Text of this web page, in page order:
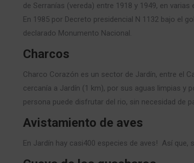
de Serranías (vereda) entre 1918 y 1949, en
En 1985 por Decreto presidencial N 1132 bajo el
declarado Monumento Nacional.
Charcos
Charco Corazón es un sector de Jardín, entre el
cercanía a Jardín (1 km), por sus aguas limpias y
persona puede disfrutar del rio, sin necesidad de
Avistamiento de aves
En Jardín hay casi400 especies de aves! Así que,